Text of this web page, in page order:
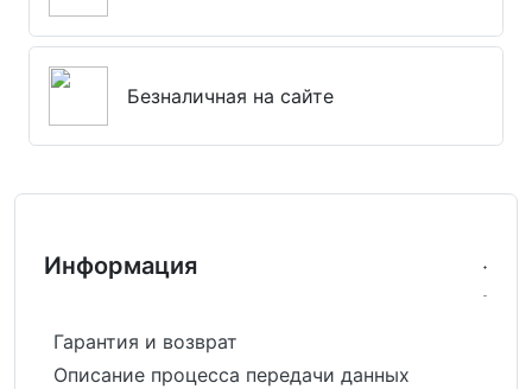
Безналичная на сайте
Информация
Гарантия и возврат
Описание процесса передачи данных